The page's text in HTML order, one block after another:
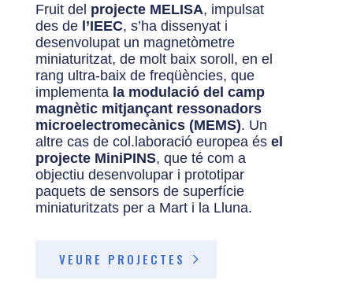
Fruit del projecte MELISA, impulsat
des de l’IEEC, s’ha dissenyat i
desenvolupat un magnetòmetre
miniaturitzat, de molt baix soroll, en el
rang ultra-baix de freqüències, que
implementa la modulació del camp
magnètic mitjançant ressonadors
microelectromecànics (MEMS). Un
altre cas de col.laboració europea és el
projecte MiniPINS, que té com a
objectiu desenvolupar i prototipar
paquets de sensors de superfície
miniaturitzats per a Mart i la Lluna.
VEURE PROJECTES